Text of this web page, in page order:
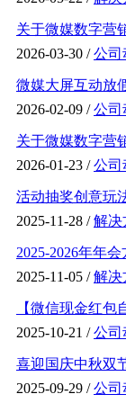
关于微媒数字营
2026-03-30 /公司
微媒大屏互动放
2026-02-09 /公司
关于微媒数字营
2026-01-23 /公司
活动抽奖创意玩
2025-11-28 /解决
2025-2026年年会
2025-11-05 /解决
【微信现金红包
2025-10-21 /公司
喜迎国庆中秋双
2025-09-29 /公司